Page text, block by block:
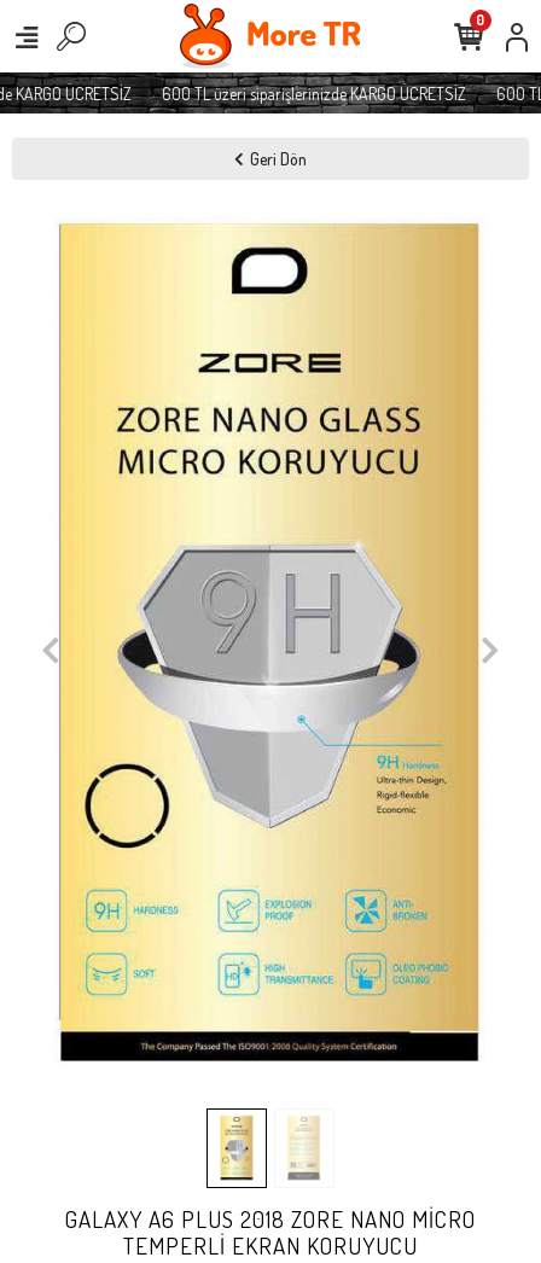
ÜCRETSİZ 600 TL üzeri siparişlerinizde KARGO ÜCRETSİZ 600 TL
0
Geri Dön
GALAXY A6 PLUS 2018 ZORE NANO MİCRO
TEMPERLİ EKRAN KORUYUCU